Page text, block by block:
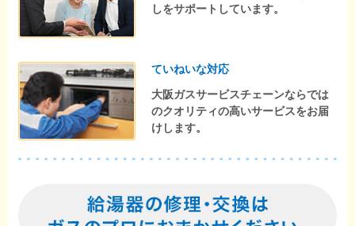
しをサポートしています。
ていねいな対応
大阪ガスサービスチェーンならでは
のクオリティの高いサービスをお届
けします。